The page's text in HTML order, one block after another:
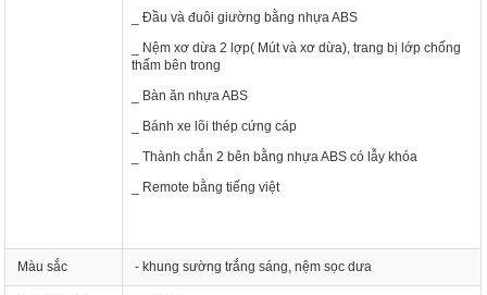
_ Đầu và đuôi giường bằng nhựa ABS
_ Nệm xơ dừa 2 lợp( Mút và xơ dừa), trang bị lớp chống
thấm bên trong
_ Bàn ăn nhựa ABS
_ Bánh xe lõi thép cứng cáp
_ Thành chắn 2 bên bằng nhựa ABS có lẫy khóa
_ Remote bằng tiếng việt
Màu sắc - khung sường trắng sáng, nệm sọc dưa